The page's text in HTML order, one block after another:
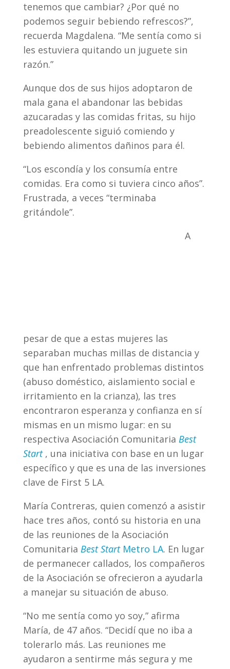
tenemos que cambiar? ¿Por qué no
podemos seguir bebiendo refrescos?”,
recuerda Magdalena. “Me sentía como si
les estuviera quitando un juguete sin
razón.”
Aunque dos de sus hijos adoptaron de
mala gana el abandonar las bebidas
azucaradas y las comidas fritas, su hijo
preadolescente siguió comiendo y
bebiendo alimentos dañinos para él.
“Los escondía y los consumía entre
comidas. Era como si tuviera cinco años”.
Frustrada, a veces “terminaba
gritándole”.
A
pesar de que a estas mujeres las
separaban muchas millas de distancia y
que han enfrentado problemas distintos
(abuso doméstico, aislamiento social e
irritamiento en la crianza), las tres
encontraron esperanza y confianza en sí
mismas en un mismo lugar: en su
respectiva Asociación Comunitaria Best
Start, una iniciativa con base en un lugar
específico y que es una de las inversiones
clave de First 5 LA.
María Contreras, quien comenzó a asistir
hace tres años, contó su historia en una
de las reuniones de la Asociación
Comunitaria Best StartMetro LA. En lugar
de permanecer callados, los compañeros
de la Asociación se ofrecieron a ayudarla
a manejar su situación de abuso.
“No me sentía como yo soy,” afirma
María, de 47 años. “Decidí que no iba a
tolerarlo más. Las reuniones me
ayudaron a sentirme más segura y me